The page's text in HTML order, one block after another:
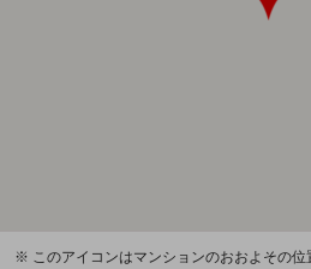
※ このアイコンはマンションのおおよその